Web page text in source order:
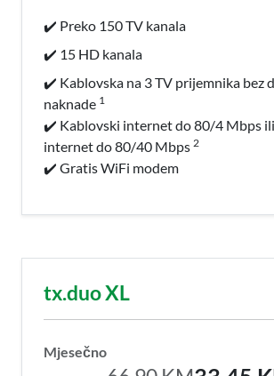
✔️ Preko 150 TV kanala
✔️ 15 HD kanala
✔️ Kablovska na 3 TV prijemnika bez
naknade 1
✔️ Kablovski internet do 80/4 Mbps
internet do 80/40 Mbps 2
✔️ Gratis WiFi modem
tx.duo XL
Mjesečno